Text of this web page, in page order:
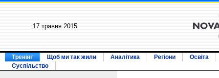
17 травня 2015
Тренінг Щоб ми так жили Аналітика Регіони
Освіта
Суспільство